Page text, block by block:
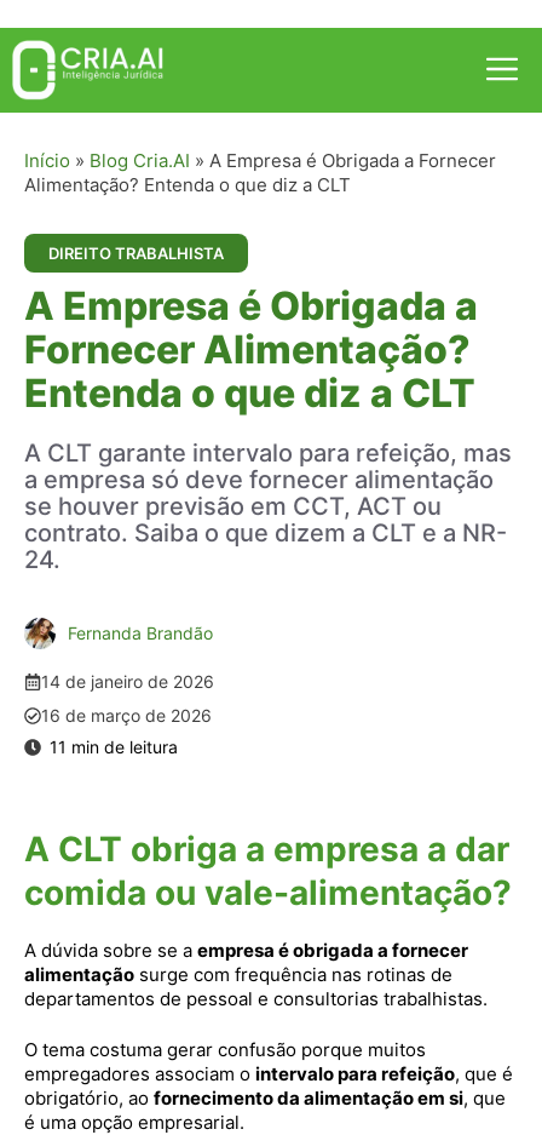
Pular
para
conteúdo
Início » Blog Cria.AI » A Empresa é Obrigada a Fornecer
Alimentação? Entenda o que diz a CLT
DIREITO TRABALHISTA
A Empresa é Obrigada a
Fornecer Alimentação?
Entenda o que diz a CLT
A CLT garante intervalo para refeição, mas
a empresa só deve fornecer alimentação
se houver previsão em CCT, ACT ou
contrato. Saiba o que dizem a CLT e a NR-
24.
Fernanda Brandão
14 de janeiro de 2026
16 de março de 2026
A CLT obriga a empresa a dar
comida ou vale-alimentação?
A dúvida sobre se a empresa é obrigada a fornecer
alimentação surge com frequência nas rotinas de
departamentos de pessoal e consultorias trabalhistas.
O tema costuma gerar confusão porque muitos
empregadores associam o intervalo para refeição, que é
obrigatório, ao fornecimento da alimentação em si, que
é uma opção empresarial.